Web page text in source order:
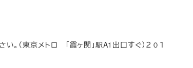
東京メトロ 「霞ヶ関」駅A1出口すぐ）２０１